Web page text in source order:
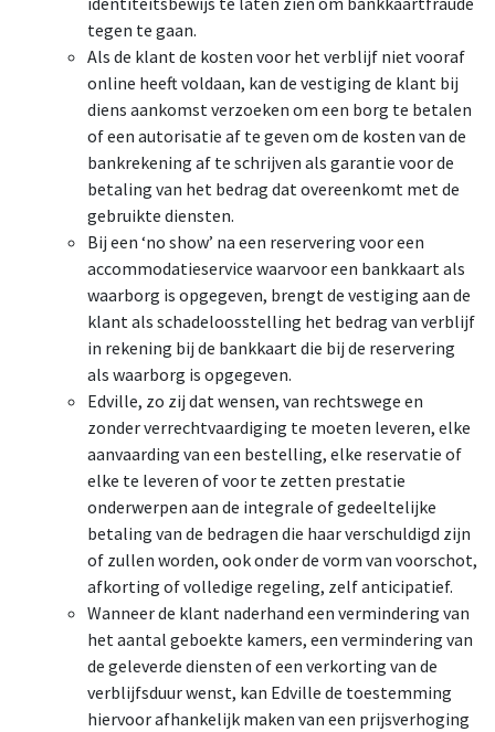
tegen te gaan.
Als de klant de kosten voor het verblijf niet vooraf
online heeft voldaan, kan de vestiging de klant bij
diens aankomst verzoeken om een borg te betalen
of een autorisatie af te geven om de kosten van de
bankrekening af te schrijven als garantie voor de
betaling van het bedrag dat overeenkomt met de
gebruikte diensten.
Bij een ‘no show’ na een reservering voor een
accommodatieservice waarvoor een bankkaart als
waarborg is opgegeven, brengt de vestiging aan de
klant als schadeloosstelling het bedrag van verblijf
in rekening bij de bankkaart die bij de reservering
als waarborg is opgegeven.
Edville, zo zij dat wensen, van rechtswege en
zonder verrechtvaardiging te moeten leveren, elke
aanvaarding van een bestelling, elke reservatie of
elke te leveren of voor te zetten prestatie
onderwerpen aan de integrale of gedeeltelijke
betaling van de bedragen die haar verschuldigd zijn
of zullen worden, ook onder de vorm van voorschot,
afkorting of volledige regeling, zelf anticipatief.
Wanneer de klant naderhand een vermindering van
het aantal geboekte kamers, een vermindering van
de geleverde diensten of een verkorting van de
verblijfsduur wenst, kan Edville de toestemming
hiervoor afhankelijk maken van een prijsverhoging